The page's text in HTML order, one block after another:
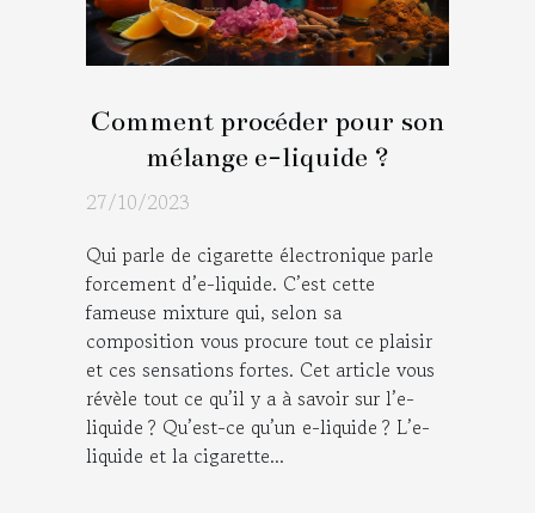
Comment procéder pour son
mélange e-liquide ?
27/10/2023
Qui parle de cigarette électronique parle
forcement d’e-liquide. C’est cette
fameuse mixture qui, selon sa
composition vous procure tout ce plaisir
et ces sensations fortes. Cet article vous
révèle tout ce qu’il y a à savoir sur l’e-
liquide ? Qu’est-ce qu’un e-liquide ? L’e-
liquide et la cigarette...